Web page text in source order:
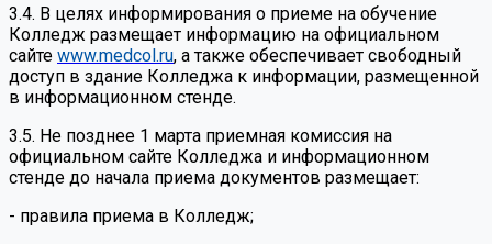
3.4. В целях информирования о приеме на обучение
Колледж размещает информацию на официальном
сайте www.medcol.ru, а также обеспечивает свободный
доступ в здание Колледжа к информации, размещенной
в информационном стенде.
3.5. Не позднее 1 марта приемная комиссия на
официальном сайте Колледжа и информационном
стенде до начала приема документов размещает:
- правила приема в Колледж;